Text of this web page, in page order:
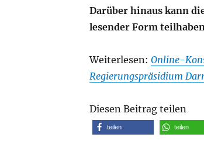
Darüber hinaus kann
lesender Form
Weiterlesen: Online-
Regierungspräsidium
Diesen Beitrag teilen
teilen teilen